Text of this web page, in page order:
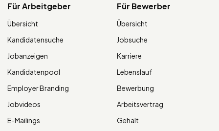
Für Arbeitgeber
Übersicht
Kandidatensuche
Jobanzeigen
Kandidatenpool
Employer Branding
Jobvideos
E-Mailings
Für Bewerber
Übersicht
Jobsuche
Karriere
Lebenslauf
Bewerbung
Arbeitsvertrag
Gehalt